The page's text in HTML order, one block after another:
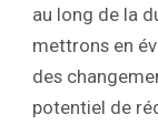
au long de la
mettrons en
des
potentiel de